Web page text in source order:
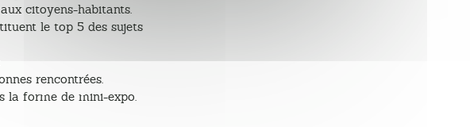
citoyens-habitants.
le top 5 des sujets
rencontrées.
la forme de mini-expo.